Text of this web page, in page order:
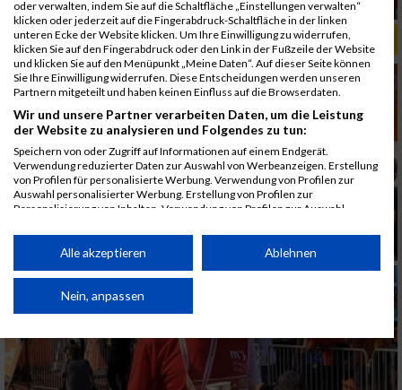
ALBUM B2RUN MÜNCHEN, B2RUN / 16.07.2019
oder verwalten, indem Sie auf die Schaltfläche „Einstellungen verwalten“
klicken oder jederzeit auf die Fingerabdruck-Schaltfläche in der linken
unteren Ecke der Website klicken. Um Ihre Einwilligung zu widerrufen,
klicken Sie auf den Fingerabdruck oder den Link in der Fußzeile der Website
und klicken Sie auf den Menüpunkt „Meine Daten“. Auf dieser Seite können
Sie Ihre Einwilligung widerrufen. Diese Entscheidungen werden unseren
Partnern mitgeteilt und haben keinen Einfluss auf die Browserdaten.
Wir und unsere Partner verarbeiten Daten, um die Leistung
der Website zu analysieren und Folgendes zu tun:
Speichern von oder Zugriff auf Informationen auf einem Endgerät.
Verwendung reduzierter Daten zur Auswahl von Werbeanzeigen. Erstellung
von Profilen für personalisierte Werbung. Verwendung von Profilen zur
Auswahl personalisierter Werbung. Erstellung von Profilen zur
Personalisierung von Inhalten. Verwendung von Profilen zur Auswahl
Performance von Inhalten. Analyse von Zielgruppen durch Statistiken oder
Kombinationen von Daten aus verschiedenen Quellen. Entwicklung und
von Inhalten.
Daten können außerhalb der Europäischen Union weitergegeben und in die
Website/App.
Partnerliste anzeigen (1 IAB-Anbieter)
Alle akzeptieren Ablehnen
Nein, anpassen